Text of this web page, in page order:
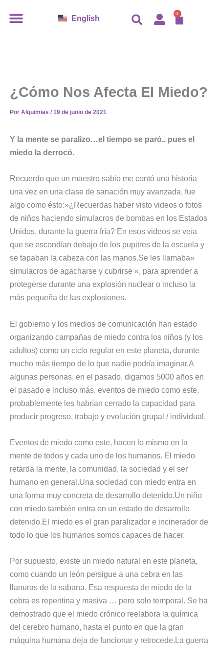
English 0
¿Cómo Nos Afecta El Miedo?
Por Alquimias / 19 de junio de 2021
Y la mente se paralizo…el tiempo se paró.. pues el
miedo la derrocó.
Recuerdo que un maestro sabio me contó una historia
una vez en una clase de sanación muy avanzada, fue
algo como ésto:»¿Recuerdas haber visto videos o fotos
de niños haciendo simulacros de bombas en los Estados
Unidos, durante la guerra fría? En esos videos se veía
que se escondían debajo de los pupitres de la escuela y
se tapaban la cabeza con las manos.Se les llamaba»
simulacros de agacharse y cubrirse «, para aprender a
protegerse durante una explosión nuclear o incluso la
más pequeña de las explosiones.
El gobierno y los medios de comunicación han estado
organizando campañas de miedo contra los niños (y los
adultos) como un ciclo regular en este planeta, durante
mucho más tiempo de lo que nadie podría imaginar.A
algunas personas, en el pasado, digamos 5000 años en
el pasado e incluso más, eventos de miedo como este,
probablemente les habrían cerrado la capacidad para
producir progreso, trabajo y evolución grupal / individual.
Eventos de miedo como este, hacen lo mismo en la
mente de todos y cada uno de los humanos. El miedo
retarda la mente, la comunidad, la sociedad y el ser
humano en general.Una sociedad con miedo entra en
una forma muy concreta de desarrollo detenido.Un niño
con miedo también entra en un estado de desarrollo
detenido.El miedo es el gran paralizador e incinerador de
todo lo que los humanos somos capaces de hacer.
Por supuesto, existe un miedo natural en este planeta,
como cuando un león persigue a una cebra en las
llanuras de la sabana. Esa respuesta de miedo de la
cebra es repentina y masiva … pero solo temporal. Se ha
demostrado que el miedo crónico reelabora la química
del cerebro humano, hasta el punto en que la gran
máquina humana deja de funcionar y retrocede.La guerra